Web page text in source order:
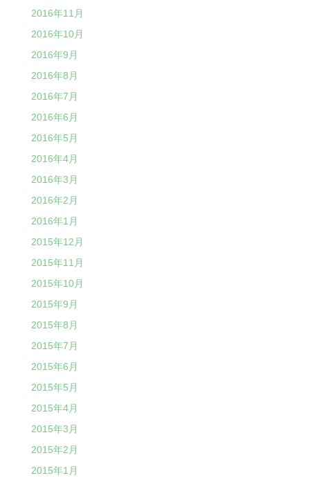
2016年11月
2016年10月
2016年9月
2016年8月
2016年7月
2016年6月
2016年5月
2016年4月
2016年3月
2016年2月
2016年1月
2015年12月
2015年11月
2015年10月
2015年9月
2015年8月
2015年7月
2015年6月
2015年5月
2015年4月
2015年3月
2015年2月
2015年1月